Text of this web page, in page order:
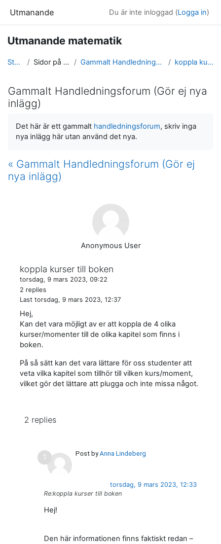
Utmanande Du är inte inloggad (Logga in)
Utmanande matematik
Startsida Sidor på webbplatsen Gammalt Handledningsforum (Gör ej nya inlägg) koppla kurser till boken
Gammalt Handledningsforum (Gör ej nya
inlägg)
Det här är ett gammalt handledningsforum, skriv inga
nya inlägg här utan använd det nya.
« Gammalt Handledningsforum (Gör ej
nya inlägg)
Anonymous User
koppla kurser till boken
torsdag, 9 mars 2023, 09:22
2 replies
Last torsdag, 9 mars 2023, 12:37
Hej,
Kan det vara möjligt av er att koppla de 4 olika
kurser/momenter till de olika kapitel som finns i
boken.
På så sätt kan det vara lättare för oss studenter att
veta vilka kapitel som tillhör till vilken kurs/moment,
vilket gör det lättare att plugga och inte missa något.
2 replies
Post byAnna Lindeberg
torsdag, 9 mars 2023, 12:33
Re:koppla kurser till boken
Hej!
Den här informationen finns faktiskt redan –